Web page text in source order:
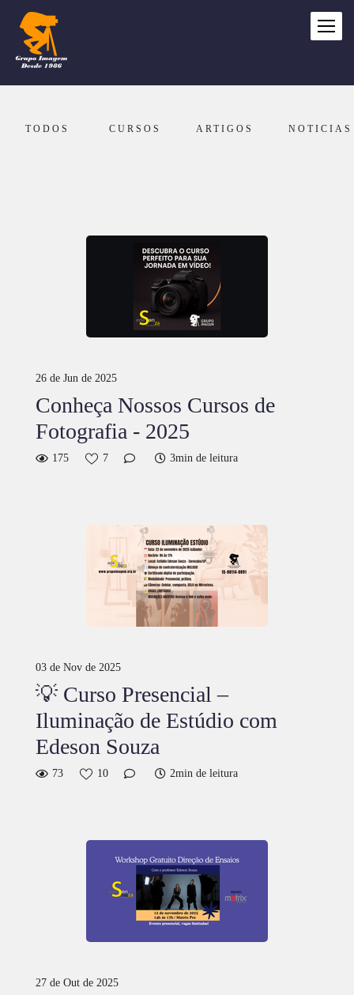
TODOS CURSOS ARTIGOS NOTICIAS
26 de Jun de 2025
Conheça Nossos Cursos de
Fotografia - 2025
175 7 3min de leitura
03 de Nov de 2025
💡 Curso Presencial –
Iluminação de Estúdio com
Edeson Souza
73 10 2min de leitura
27 de Out de 2025